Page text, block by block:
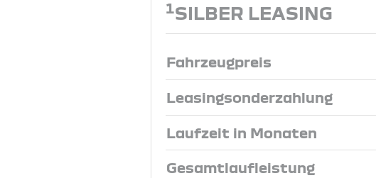
1SILBER LEASING
Fahrzeugpreis
Leasingsonderzahlung
Laufzeit in Monaten
Gesamtlaufleistung